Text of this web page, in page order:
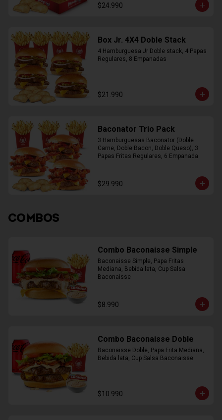
$24.990
Box Jr. 4X4 Doble Stack
4 Hamburguesa Jr Doble stack, 4 Papas
Regulares, 8 Empanadas
$21.990
Baconator Trio Pack
3 Hamburguesas Baconator (Doble
Carne, Doble Bacon, Doble Queso), 3
Papas Fritas Regulares, 6 Empanada
$29.990
COMBOS
Combo Baconaisse Simple
Baconaisse Simple, Papa Fritas
Mediana, Bebida lata, Cup Salsa
Baconaisse
$8.990
Combo Baconaisse Doble
Baconaisse Doble, Papa Frita Mediana,
Bebida lata, Cup Salsa Baconaisse
$10.990